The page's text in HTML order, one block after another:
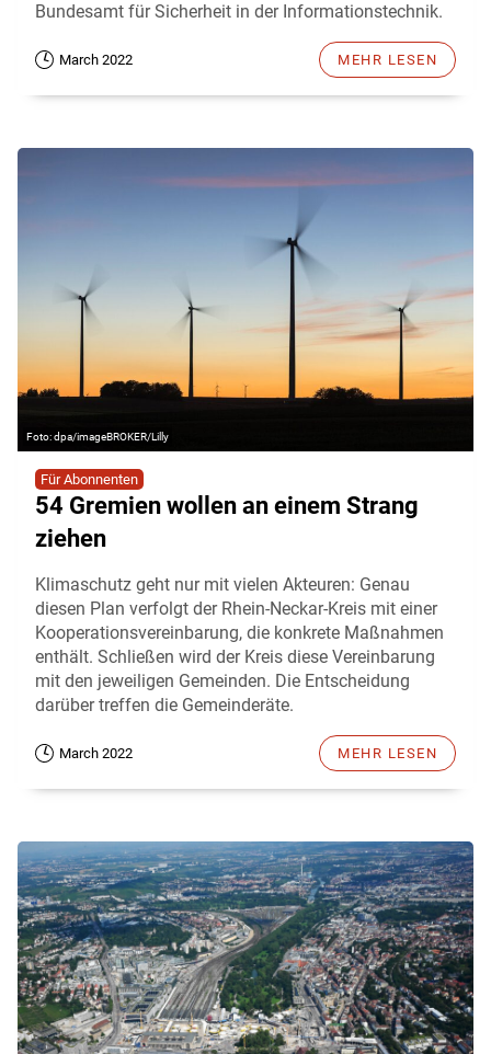
Bundesamt für Sicherheit in der Informationstechnik.
March 2022 MEHR LESEN
dpa/imageBROKER/Lilly
Für Abonnenten
54 Gremien wollen an einem Strang
ziehen
Klimaschutz geht nur mit vielen Akteuren: Genau
diesen Plan verfolgt der Rhein-Neckar-Kreis mit einer
Kooperationsvereinbarung, die konkrete Maßnahmen
enthält. Schließen wird der Kreis diese Vereinbarung
mit den jeweiligen Gemeinden. Die Entscheidung
darüber treffen die Gemeinderäte.
March 2022 MEHR LESEN